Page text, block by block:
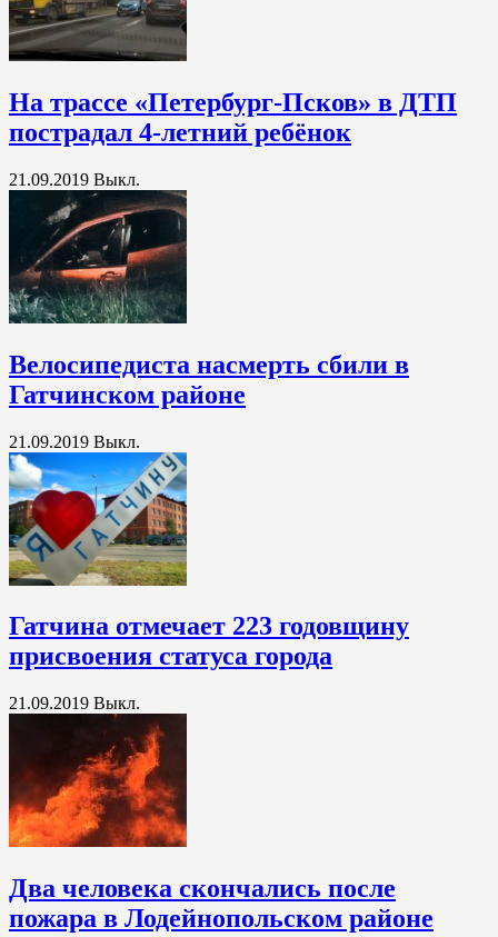
На трассе «Петербург-Псков» в ДТП
пострадал 4-летний ребёнок
21.09.2019 Выкл.
Велосипедиста насмерть сбили в
Гатчинском районе
21.09.2019 Выкл.
Гатчина отмечает 223 годовщину
присвоения статуса города
21.09.2019 Выкл.
Два человека скончались после
пожара в Лодейнопольском районе